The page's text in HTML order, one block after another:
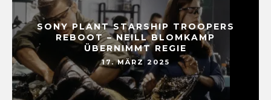
SONY PLANT STARSHIP TROOPERS
REBOOT – NEILL BLOMKAMP
ÜBERNIMMT REGIE
17. MÄRZ 2025